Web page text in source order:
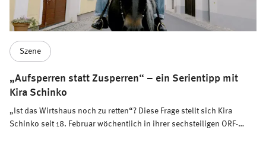
Szene
„Aufsperren statt Zusperren“ – ein Serientipp mit
Kira Schinko
„Ist das Wirtshaus noch zu retten“? Diese Frage stellt sich Kira
Schinko seit 18. Februar wöchentlich in ihrer sechsteiligen ORF-